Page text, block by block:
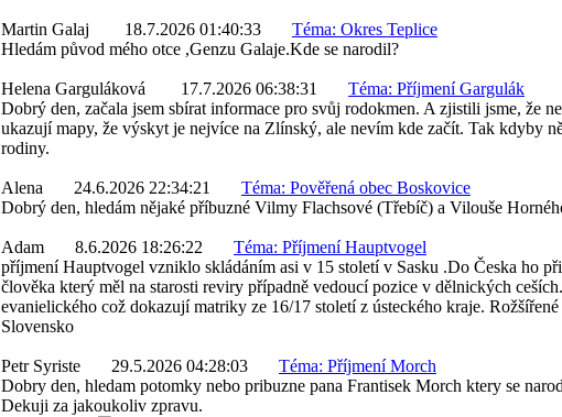
Martin Galaj 18.7.2026 01:40:33
Téma: Okres Teplice
Hledám původ mého otce ,Genzu Galaje.Kde se narodil?
Helena Garguláková 17.7.2026 06:38:31
Téma: Příjmení Gargulák
Dobrý den, začala jsem sbírat informace pro svůj rodokmen. A zjistili jsme, že
ukazují mapy, že výskyt je nejvíce na Zlínský, ale nevím kde začít. Tak kdyby
rodiny.
Alena 24.6.2026 22:34:21
Téma: Pověřená obec Boskovice
Dobrý den, hledám nějaké příbuzné Vilmy Flachsové (Třebíč) a Vilouše
Adam 8.6.2026 18:26:22
Téma: Příjmení Hauptvogel
příjmení Hauptvogel vzniklo skládáním asi v 15 století v Sasku .Do Česka ho
člověka který měl na starosti reviry případně vedoucí pozice v dělnických
evanielického což dokazují matriky ze 16/17 století z ústeckého kraje.
Slovensko
Petr Syriste 29.5.2026 04:28:03
Téma: Příjmení Morch
Dobry den, hledam potomky nebo pribuzne pana Frantisek Morch ktery se
Dekuji za jakoukoliv zpravu.